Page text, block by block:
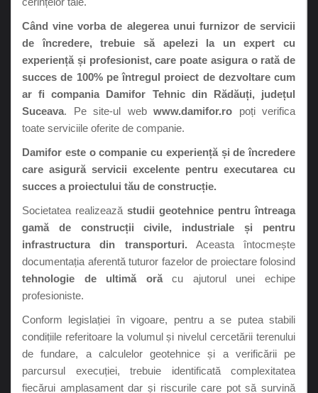
Când vine vorba de alegerea unui furnizor de servicii
de încredere, trebuie să apelezi la un expert cu
experiență și profesionist, care poate asigura o rată de
succes de 100% pe întregul proiect de dezvoltare cum
ar fi compania Damifor Tehnic din Rădăuți, județul
Suceava. Pe site-ul web www.damifor.ro poți verifica
toate serviciile oferite de companie.
Damifor este o companie cu experiență și de încredere
care asigură servicii excelente pentru executarea cu
succes a proiectului tău de construcție.
Societatea realizează studii geotehnice pentru întreaga
gamă de construcții civile, industriale și pentru
infrastructura din transporturi. Aceasta întocmește
documentația aferentă tuturor fazelor de proiectare folosind
tehnologie de ultimă orăcu ajutorul unei echipe
profesioniste.
Conform legislației în vigoare, pentru a se putea stabili
condițiile referitoare la volumul și nivelul cercetării terenului
de fundare, a calculelor geotehnice și a verificării pe
parcursul execuției, trebuie identificată complexitatea
fiecărui amplasament dar și riscurile care pot să survină